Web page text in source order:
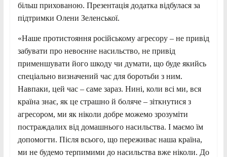
більш прихованою. Презентація додатка відбулася за
підтримки Олени Зеленської.
«Наше протистояння російському агресору – не привід
забувати про невоєнне насильство, не привід
применшувати його шкоду чи думати, що буде якийсь
спеціально визначений час для боротьби з ним.
Навпаки, цей час – саме зараз. Нині, коли всі ми, вся
країна знає, як це страшно й боляче – зіткнутися з
агресором, ми як ніколи добре можемо зрозуміти
постраждалих від домашнього насильства. І маємо їм
допомогти. Після всього, що переживає наша країна,
ми не будемо терпимими до насильства вже ніколи. До